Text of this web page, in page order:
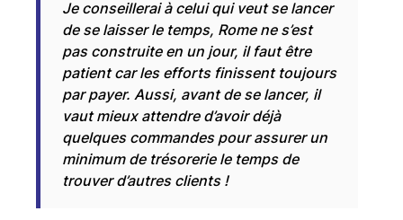
Je conseillerai à celui qui veut se lancer
de se laisser le temps, Rome ne s’est
pas construite en un jour, il faut être
patient car les efforts finissent toujours
par payer. Aussi, avant de se lancer, il
vaut mieux attendre d’avoir déjà
quelques commandes pour assurer un
minimum de trésorerie le temps de
trouver d’autres clients !